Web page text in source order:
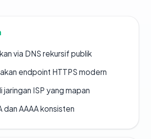
via DNS rekursif publik
endpoint HTTPS modern
jaringan ISP yang mapan
dan AAAA konsisten